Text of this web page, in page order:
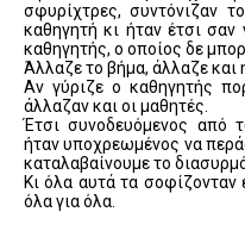
σφυρίχτρες, συντόνιζαν
καθηγητή κι ήταν έτσι σαν
καθηγητής, ο οποίος δε
Άλλαζε το βήμα, άλλαζε και
Αν γύριζε ο καθηγητής
άλλαζαν και οι μαθητές.
Έτσι συνοδευόμενος από
ήταν υποχρεωμένος να
καταλαβαίνουμε το
Κι όλα αυτά τα σοφίζονταν
όλα για όλα.